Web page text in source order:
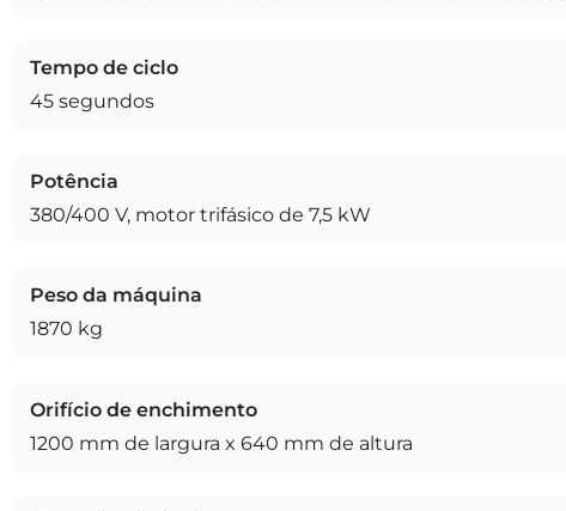
Tempo de ciclo
45 segundos
Potência
380/400 V, motor trifásico de 7,5 kW
Peso da máquina
1870 kg
Orifício de enchimento
1200 mm de largura x 640 mm de altura